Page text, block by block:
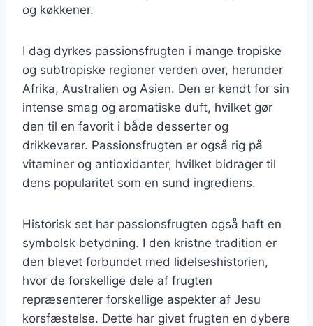
og køkkener.
I dag dyrkes passionsfrugten i mange tropiske
og subtropiske regioner verden over, herunder
Afrika, Australien og Asien. Den er kendt for sin
intense smag og aromatiske duft, hvilket gør
den til en favorit i både desserter og
drikkevarer. Passionsfrugten er også rig på
vitaminer og antioxidanter, hvilket bidrager til
dens popularitet som en sund ingrediens.
Historisk set har passionsfrugten også haft en
symbolsk betydning. I den kristne tradition er
den blevet forbundet med lidelseshistorien,
hvor de forskellige dele af frugten
repræsenterer forskellige aspekter af Jesu
korsfæstelse. Dette har givet frugten en dybere